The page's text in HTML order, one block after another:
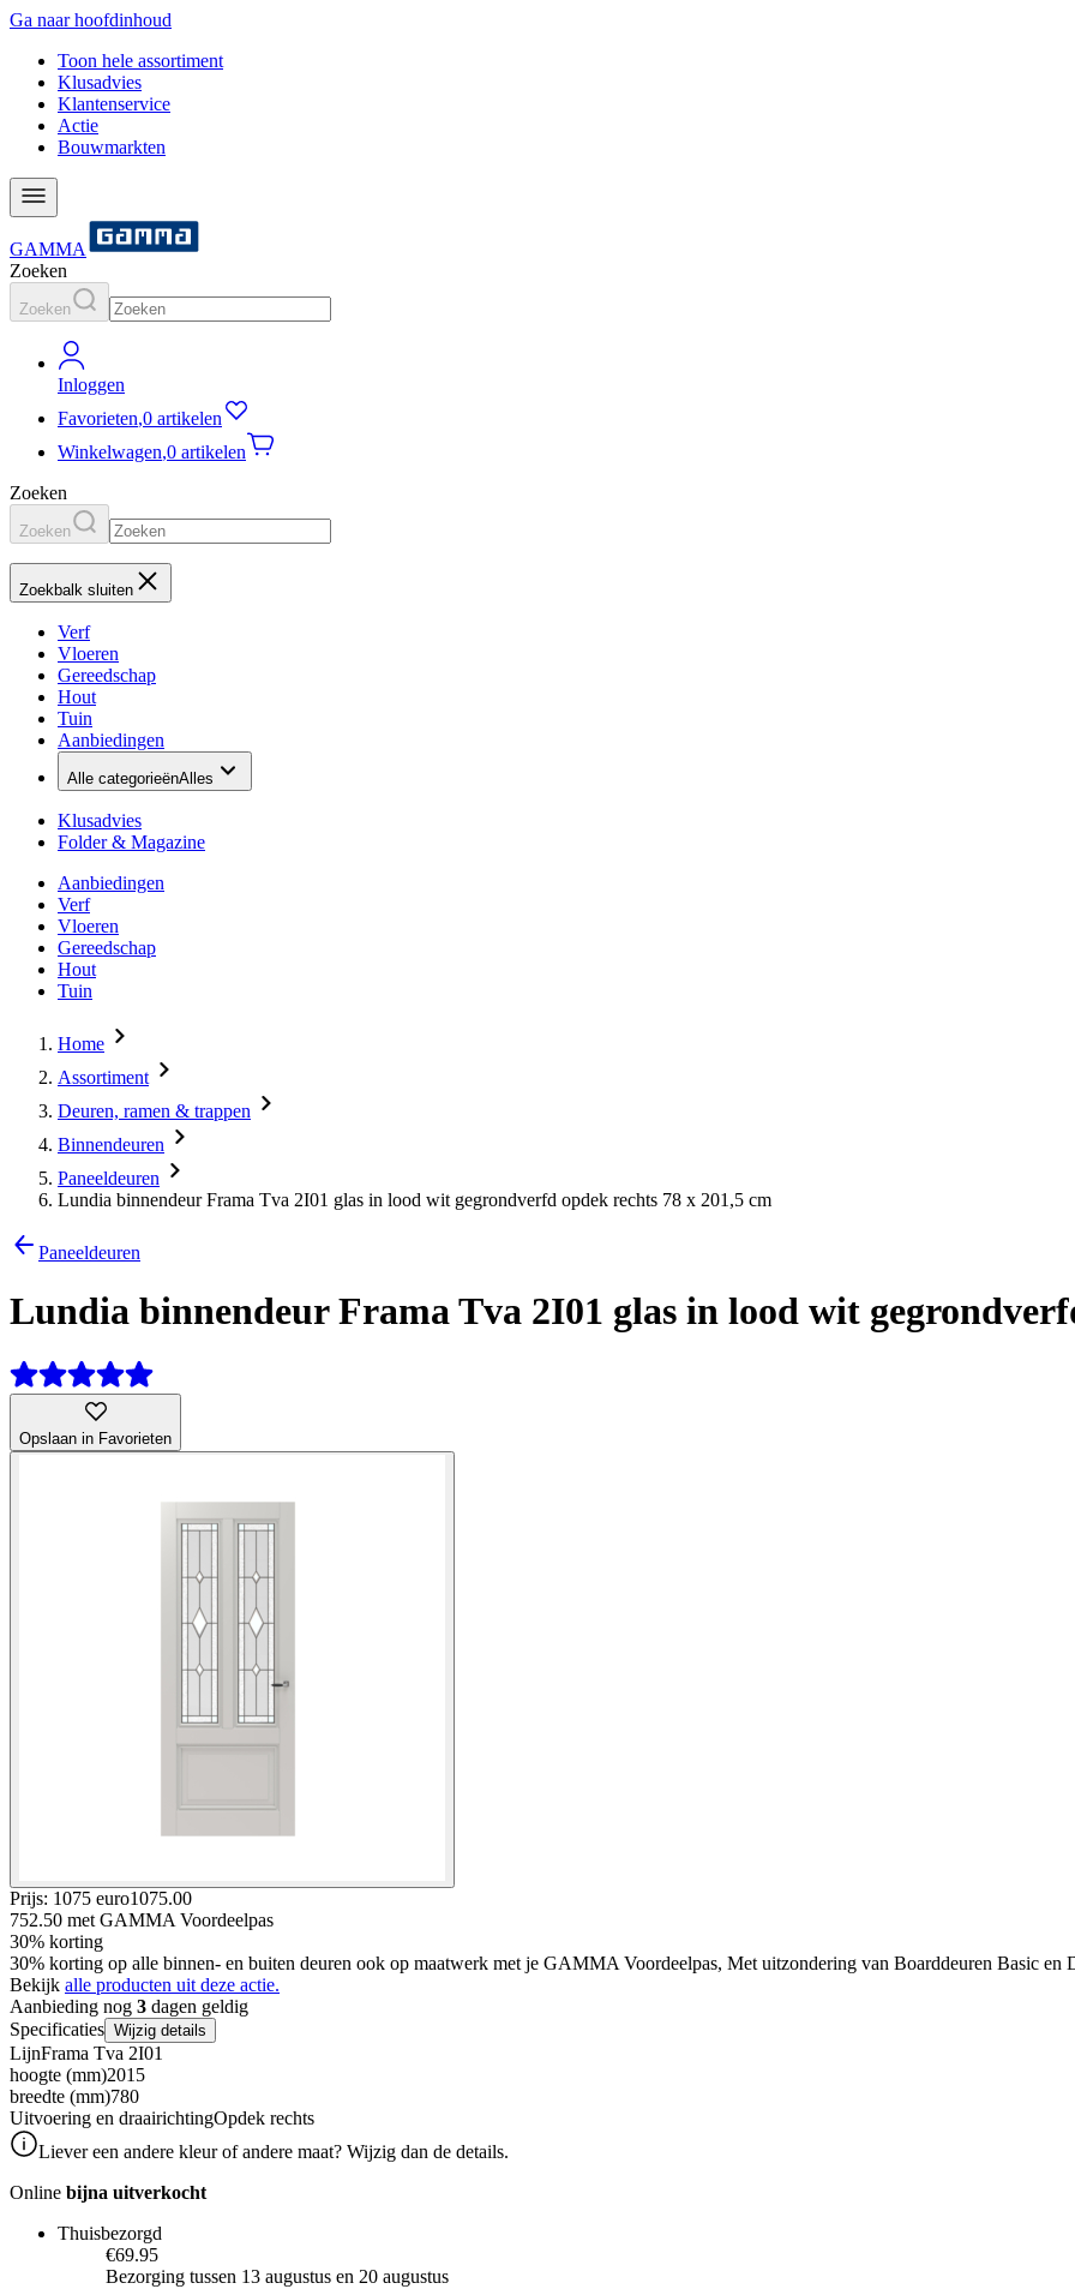
Ga naar hoofdinhoud
Toon hele assortiment
Klusadvies
Klantenservice
Actie
Bouwmarkten
GAMMA
Zoeken
Zoeken
Inloggen
Favorieten,0 artikelen
Winkelwagen,0 artikelen
Zoeken
Zoeken
Zoekbalk sluiten
Verf
Vloeren
Gereedschap
Hout
Tuin
Aanbiedingen
Alle categorieënAlles
Klusadvies
Folder & Magazine
Aanbiedingen
Verf
Vloeren
Gereedschap
Hout
Tuin
Home
Assortiment
Deuren, ramen & trappen
Binnendeuren
Paneeldeuren
Lundia binnendeur Frama Tva 2I01 glas in lood wit gegrondverfd opdek rechts 78 x 201,5 cm
Paneeldeuren
Lundia binnendeur Frama Tva 2I01 glas in lood wit
Opslaan in Favorieten
Prijs: 1075 euro1075.00
752.50 met GAMMA Voordeelpas
30% korting
30% korting op alle binnen- en buiten deuren ook op maatwerk met je GAMMA Voordeelpas, Met uitzondering van Boarddeuren Basic en
Bekijk alle producten uit deze actie.
Aanbieding nog 3 dagen geldig
Specificaties Wijzig details
LijnFrama Tva 2I01
hoogte (mm)2015
breedte (mm)780
Uitvoering en draairichtingOpdek rechts
Liever een andere kleur of andere maat? Wijzig dan de details.
Online bijna uitverkocht
Thuisbezorgd
€69.95
Bezorging tussen 13 augustus en 20 augustus